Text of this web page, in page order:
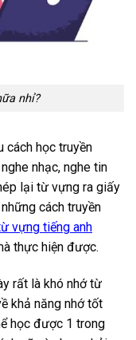
nhỉ?
cách học truyền
nhạc, nghe tin
lại từ vựng ra giấy
cách truyền
vựng tiếng anh
thực hiện được.
rất là khó nhớ từ
khả năng nhớ tốt
học được 1 trong